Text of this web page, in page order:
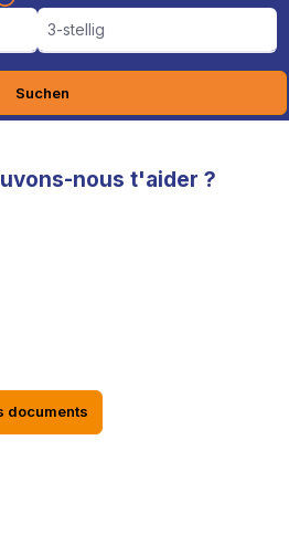
3-stellig
Suchen
nous t'aider ?
documents